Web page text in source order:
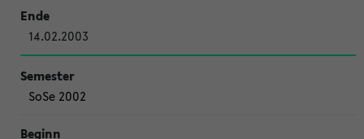
14.02.2003
SoSe 2002